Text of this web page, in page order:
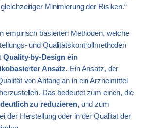
Minimierung der Risiken.“
empirisch basierten Methoden, welche
und Qualitätskontrollmethoden
Quality-by-Design ein
Ansatz. Ein Ansatz, der
von Anfang an in ein Arzneimittel
Das bedeutet zum einen, die
zu reduzieren, und zum
der Herstellung oder in der Qualität der